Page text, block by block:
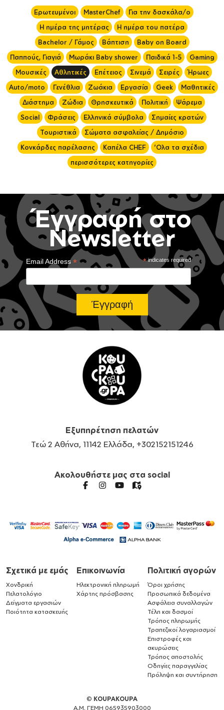
Ερωτευμένοι MasterChef
Για την δασκάλα/ο
Η ημέρα της μητέρας
Η ημέρα του πατέρα
Bachelor / Γάμος
Βάπτιση
Baby on Board
Παππούς, Γιαγιά
Μωράκι Baby shower Παιδικά 1-5
Gaming
Μουσικές
Αθλητικές Επέτειος Σινεμά Σειρές
Ήρωες
Auto/moto
Γενέθλια Ζωάκια Εργασία Geek
Μαθητικές
Διάστημα
Ζώδια Θρησκευτικά Πολιτική
Ψάρεμα
Social
Φράσεις Ελληνικά σύμβολα
Σημαίες κρατών
Τουριστικά
Σώματα ασφαλείας / Δημόσιο
Κονκάρδες παρέλασης
Καπέλα CHEF
'Ολα τα σχέδια
περισσότερες κατηγορίες
Έγγραφή στο
Newsletter
*indicates required
Email Address*
Εξυπηρέτηση πελατών
Τεώ 2 Αθήνα, 11142 Ελλάδα, +302152151246
Ακολουθήστε μας στα social
Σχετικά με εμάς
Χονδρική
Πελατολόγιο
Δείγματα εργασιών
Ποιότητα κατασκευής
Επικοινωνία
Ηλεκτρονική πληρωμή
Χάρτης πρόσβασης
Πολιτική αγορών
Όροι χρήσης
Προσωπικά δεδομένα
Ασφάλεια συναλλαγών
Τέλη και δασμοί
Τρόπος πληρωμής
Τραπεζικοί λογαριασμοί
Επιστροφές και
ακυρώσεις
Τρόπος αποστολής
Οδηγίες παραγγελίας
Πρόληψη και συντήρηση
© KOUPAKOUPA
Α.Μ. ΓΕΜΗ 065935903000